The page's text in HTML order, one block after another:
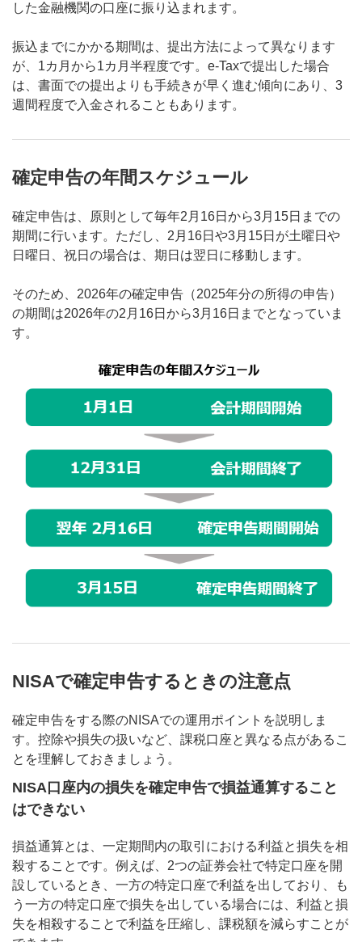
した金融機関の口座に振り込まれます。
振込までにかかる期間は、提出方法によって異なります
が、1カ月から1カ月半程度です。e-Taxで提出した場合
は、書面での提出よりも手続きが早く進む傾向にあり、3
週間程度で入金されることもあります。
確定申告の年間スケジュール
確定申告は、原則として毎年2月16日から3月15日までの
期間に行います。ただし、2月16日や3月15日が土曜日や
日曜日、祝日の場合は、期日は翌日に移動します。
そのため、2026年の確定申告（2025年分の所得の申告）
の期間は2026年の2月16日から3月16日までとなっていま
す。
NISAで確定申告するときの注意点
確定申告をする際のNISAでの運用ポイントを説明しま
す。控除や損失の扱いなど、課税口座と異なる点があるこ
とを理解しておきましょう。
NISA口座内の損失を確定申告で損益通算すること
はできない
損益通算とは、一定期間内の取引における利益と損失を相
殺することです。例えば、2つの証券会社で特定口座を開
設しているとき、一方の特定口座で利益を出しており、も
う一方の特定口座で損失を出している場合には、利益と損
失を相殺することで利益を圧縮し、課税額を減らすことが